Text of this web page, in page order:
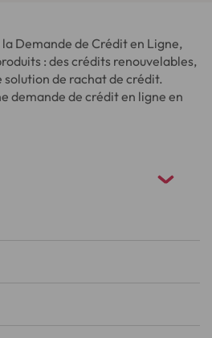
Demande de Crédit en Ligne,
: des crédits renouvelables,
de rachat de crédit.
demande de crédit en ligne en